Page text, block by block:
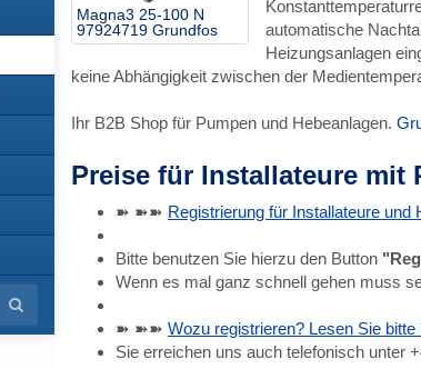
Magna3 25-100 N
97924719 Grundfos
automatische
Heizungsanlagen
keine Abhängigkeit zwischen der
Ihr B2B Shop für Pumpen und Hebeanlagen.
Preise für Installateure mit
➽ ➽➽ Registrierung für Installateure und
Bitte benutzen Sie hierzu den Button
Wenn es mal ganz schnell gehen muss
➽ ➽➽ Wozu registrieren? Lesen Sie bitte
Sie erreichen uns auch telefonisch unter